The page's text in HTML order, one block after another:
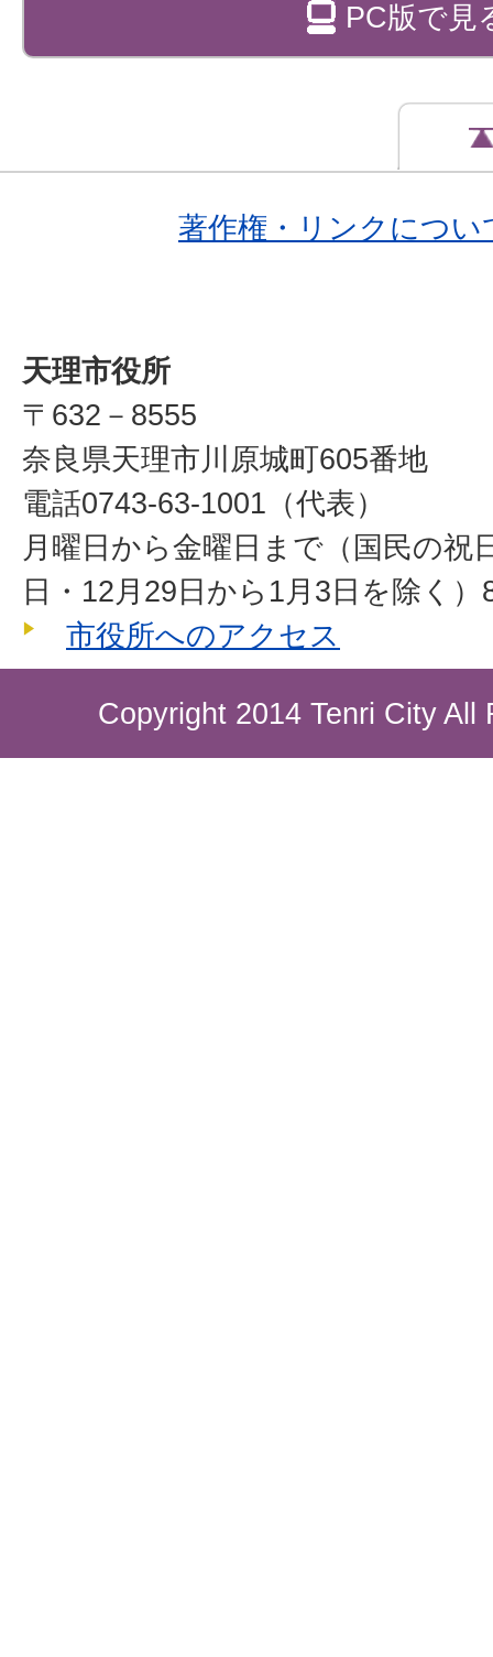
PC版で見
著作権・リンクについ
天理市役所
〒632－8555
奈良県天理市川原城町605番地
電話0743-63-1001（代表）
月曜日から金曜日まで（国民の祝
日・12月29日から1月3日を除く
市役所へのアクセス
Copyright 2014 Tenri City All